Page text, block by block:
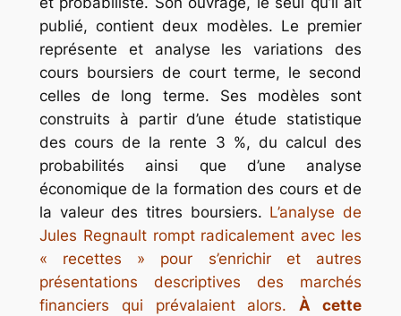
publié, contient deux modèles. Le premier
représente et analyse les variations des
cours boursiers de court terme, le second
celles de long terme. Ses modèles sont
construits à partir d’une étude statistique
des cours de la rente 3 %, du calcul des
probabilités ainsi que d’une analyse
économique de la formation des cours et de
la valeur des titres boursiers. L’analyse de
Jules Regnault rompt radicalement avec les
« recettes » pour s’enrichir et autres
présentations descriptives des marchés
financiers qui prévalaient alors.
À cette